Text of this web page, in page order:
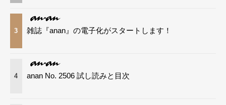
3 雑誌『anan』の電子化がスタートします！
4 anan No. 2506 試し読みと目次